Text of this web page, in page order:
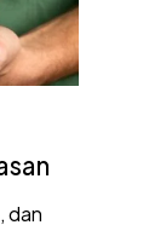
dan